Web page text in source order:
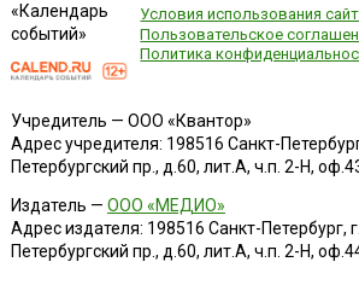
«Календарь
событий»
Условия использования
Пользовательское
Политика
Учредитель — ООО «Квантор»
Адрес учредителя: 198516 Санкт-
Петербургский пр., д.60, лит.А, ч.п. 2-Н,
Издатель — ООО «МЕДИО»
Адрес издателя: 198516 Санкт-Петербург,
Петербургский пр., д.60, лит.А, ч.п. 2-Н,